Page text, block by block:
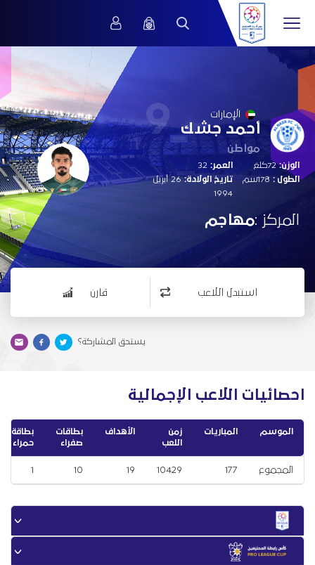
9 الإمارات
أحمد جشك
مواطن
الوزن:72كلغ
الطول :
العمر:
تاريخ الولادة:
26 أبريل
1994
المركز :مهاجم
استبدل اللاعب قارن
يستحق المشاركة؟
احصائيات اللاعب الإجمالية
الموسم المباريات
زمن
اللعب
الأهداف
بطاقات
صفراء
بطاقة
حمراء
المجموع 177
10429
19
10
1